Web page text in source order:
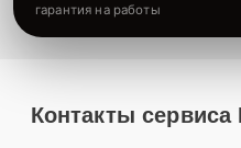
гарантия на работы
Контакты сервиса